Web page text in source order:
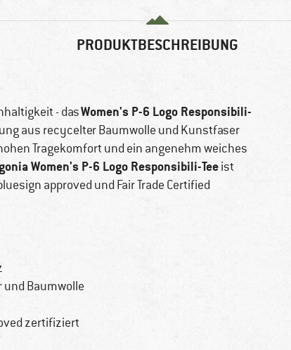
PRODUKTBESCHREIBUNG
- dasWomen's P-6 Logo Responsibili-
aus recycelter Baumwolle und Kunstfaser
Tragekomfort und ein angenehm weiches
Women's P-6 Logo Responsibili-Teeist
approved und Fair Trade Certified
Baumwolle
zertifiziert